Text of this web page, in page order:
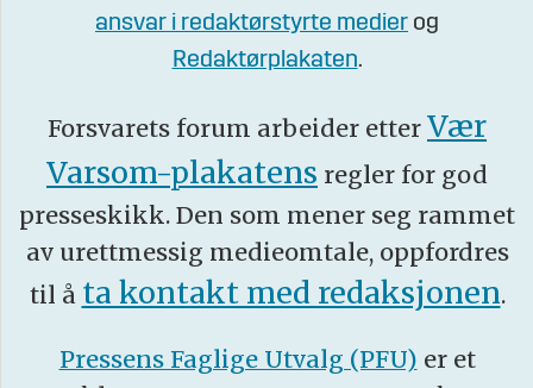
ansvar i redaktørstyrte medier og
Redaktørplakaten.
Forsvarets forum arbeider etter Vær
Varsom-plakatens regler for god
presseskikk. Den som mener seg rammet
av urettmessig medieomtale, oppfordres
til å ta kontakt med redaksjonen.
Pressens Faglige Utvalg (PFU) er et